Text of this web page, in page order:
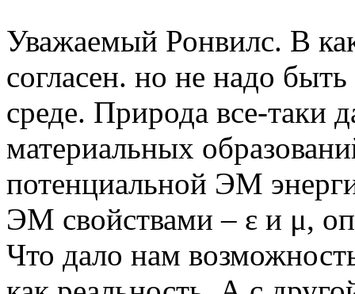
Уважаемый Ронвилс. В
согласен. но не надо
среде. Природа все-таки
материальных
потенциальной ЭМ
ЭМ свойствами – ε и μ,
Что дало нам